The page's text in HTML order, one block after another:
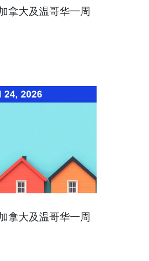
拿大及温哥华一周
拿大及温哥华一周